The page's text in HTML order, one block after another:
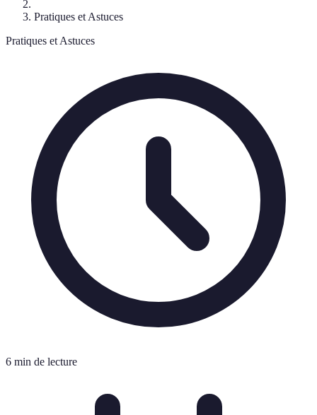
Pratiques et Astuces
Pratiques et Astuces
6 min de lecture